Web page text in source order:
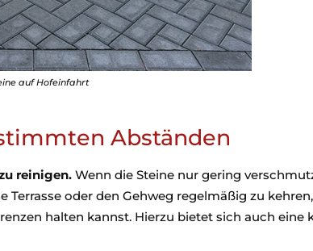
auf Hofeinfahrt
Abständen
reinigen. Wenn die Steine nur gering
Terrasse oder den Gehweg regelmäßig zu
halten kannst. Hierzu bietet sich auch eine